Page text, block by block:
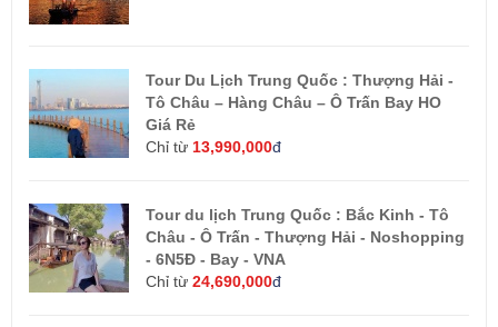
Tour Du Lịch Trung Quốc : Thượng Hải -
Tô Châu – Hàng Châu – Ô Trấn Bay HO
Giá Rẻ
Chỉ từ 13,990,000đ
Tour du lịch Trung Quốc : Bắc Kinh - Tô
Châu - Ô Trấn - Thượng Hải - Noshopping
- 6N5Đ - Bay - VNA
Chỉ từ 24,690,000đ